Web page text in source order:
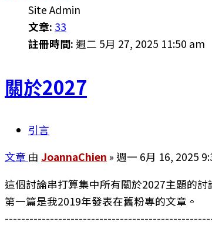
Site Admin
文章: 33
註冊時間: 週二 5月 27, 2025 11:50 am
關於2027
引言
文章 由 JoannaChien » 週一 6月 16, 2025
這個討論串打算集中所有關於2027主題的討
第一篇是我2019年發表在舊粉專的文章。